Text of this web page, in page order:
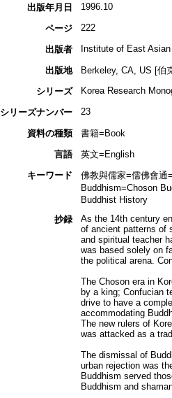
出版年月日 1996.10
ページ 222
出版者 Institute of East
出版地
Berkeley, CA, US [伯
シリーズ
Korea Research
シリーズナンバー 23
資料の種類
書籍=Book
言語
英文=English
キーワード
佛教與儒家=儒佛會通
Buddhism=Choson
Buddhist History
抄録
As the 14th century
of ancient patterns of
and spiritual teacher
was based solely on
the political arena.
The Choson era in
by a king; Confucian
drive to have a
accommodating
The new rulers of
was attacked as a
The dismissal of
urban rejection was
Buddhism served
Buddhism and